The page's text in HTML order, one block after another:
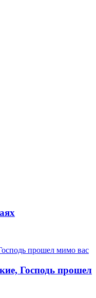
Господь прошел